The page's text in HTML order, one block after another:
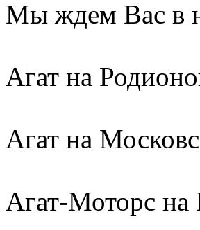
Мы ждем Вас в
Агат на
Агат на
Агат-Моторс на